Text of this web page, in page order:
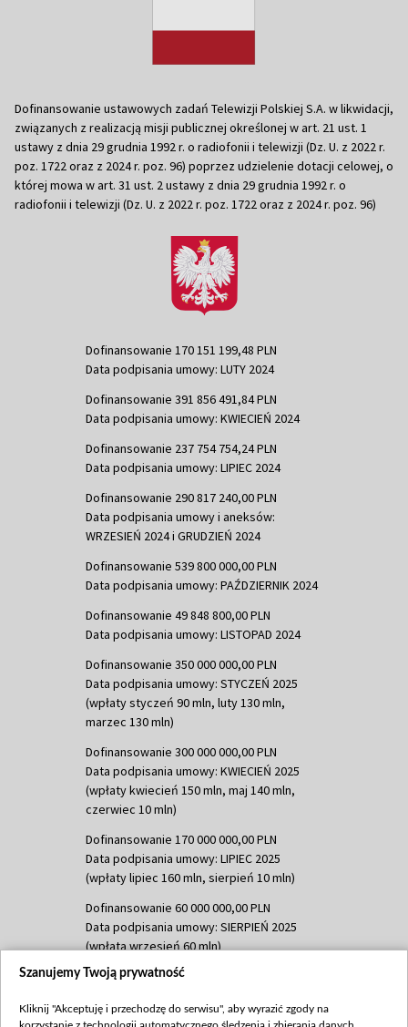
Dofinansowanie ustawowych zadań Telewizji Polskiej S.A. w likwidacji,
związanych z realizacją misji publicznej określonej w art. 21 ust. 1
ustawy z dnia 29 grudnia 1992 r. o radiofonii i telewizji (Dz. U. z 2022 r.
poz. 1722 oraz z 2024 r. poz. 96) poprzez udzielenie dotacji celowej, o
której mowa w art. 31 ust. 2 ustawy z dnia 29 grudnia 1992 r. o
radiofonii i telewizji (Dz. U. z 2022 r. poz. 1722 oraz z 2024 r. poz. 96)
Dofinansowanie 170 151 199,48 PLN
Data podpisania umowy: LUTY 2024
Dofinansowanie 391 856 491,84 PLN
Data podpisania umowy: KWIECIEŃ 2024
Dofinansowanie 237 754 754,24 PLN
Data podpisania umowy: LIPIEC 2024
Dofinansowanie 290 817 240,00 PLN
Data podpisania umowy i aneksów:
WRZESIEŃ 2024 i GRUDZIEŃ 2024
Dofinansowanie 539 800 000,00 PLN
Data podpisania umowy: PAŹDZIERNIK 2024
Dofinansowanie 49 848 800,00 PLN
Data podpisania umowy: LISTOPAD 2024
Dofinansowanie 350 000 000,00 PLN
Data podpisania umowy: STYCZEŃ 2025
(wpłaty styczeń 90 mln, luty 130 mln,
marzec 130 mln)
Dofinansowanie 300 000 000,00 PLN
Data podpisania umowy: KWIECIEŃ 2025
(wpłaty kwiecień 150 mln, maj 140 mln,
czerwiec 10 mln)
Dofinansowanie 170 000 000,00 PLN
Data podpisania umowy: LIPIEC 2025
(wpłaty lipiec 160 mln, sierpień 10 mln)
Dofinansowanie 60 000 000,00 PLN
Data podpisania umowy: SIERPIEŃ 2025
(wpłata wrzesień 60 mln)
Dofinansowanie 635 783 051,21 PLN
(wpłata wrzesień 100 mln, październik 350
Szanujemy Twoją prywatność
Kliknij "Akceptuję i przechodzę do serwisu", aby wyrazić zgody na